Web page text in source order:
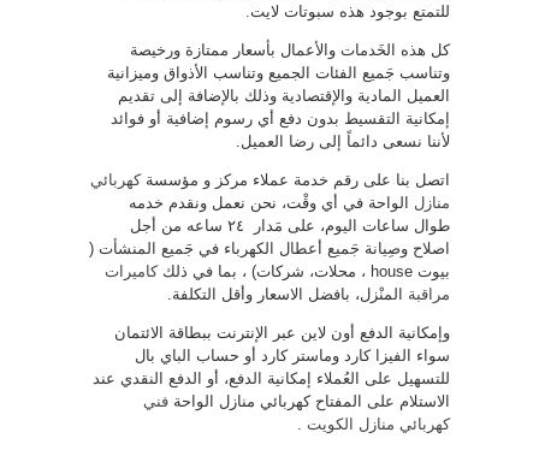
للتمتع بوجود هذه سبوتات لايت.
كل هذه الخَدمات والأعمال بأسعار ممتازة ورخيصة
وتناسب جَميع الفئات الجميع وتناسب الأذواق وميزانية
العميل المادية والإقتصادية وذلك بالإضافة إلى تقديم
إمكانية التقسيط بدون دفع أي رسوم إضافية أو فوائد
لأننا نسعى دائماً إلى رضا العميل.
اتصل بنا على رقم خدمة عملاء مركز و مؤسسةكهربائي
منازل الواحة في أي وقْت، نحن نعمل ونقدم خدمه
طوال ساعات اليوم، على مَدار ٢٤ ساعه من أجل
اصلاح وصِيانة جَميع أعطال الكهرباء في جَميع المنشأت (
بيوت house ، محلات، شركات) ، بما في ذلك
كاميرات
مراقبة المنْزل، بافضل الاسعار وأقل التكلفة.
وإمكانية الدفع أون لاين عبر الإنترنت ببطاقة الائتمان
سواء الفيزا كارد وماستر كارد أو حساب الباي بال
للتسهيل على العُملاء إمكانية الدفع، أو الدفع النقدي عند
الاستلام على المفتاح كهربائي منازل الواحة فني
كهربائي منازل الكويت